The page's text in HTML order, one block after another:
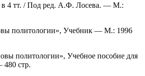
в 4 тт. / Под ред. А.Ф. Лосева. — М.:
политологии», Учебник — М.: 1996
политологии», Учебное пособие для
стр.